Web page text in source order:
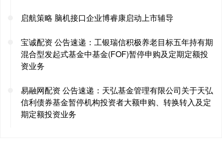
启航策略 脑机接口企业博睿康启动上市辅导
宝诚配资 公告速递：工银瑞信积极养老目标五年持有期
混合型发起式基金中基金(FOF)暂停申购及定期定额投
资业务
易融网配资 公告速递：天弘基金管理有限公司关于天弘
信利债券基金暂停机构投资者大额申购、转换转入及定
期定额投资业务